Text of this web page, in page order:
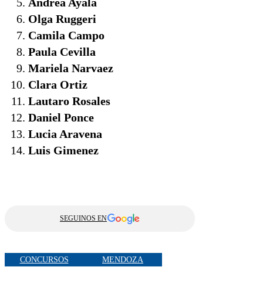
Olga Ruggeri
Camila Campo
Paula Cevilla
Mariela Narvaez
Clara Ortiz
Lautaro Rosales
Daniel Ponce
Lucia Aravena
Luis Gimenez
SEGUINOS EN
CONCURSOS MENDOZA